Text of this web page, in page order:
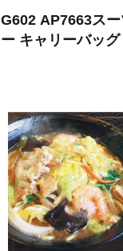
G602 AP7663ス
ー キャリーバッ
ャリー かばん キ